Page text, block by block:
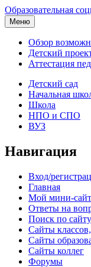
Образовательная
Меню
Обзор
Детский
Аттестация
Детский сад
Начальная
Школа
НПО и СПО
ВУЗ
Навигация
Вход/
Главная
Мой мини-сайт
Ответы на
Поиск по сайту
Сайты
Сайты
Сайты коллег
Форумы